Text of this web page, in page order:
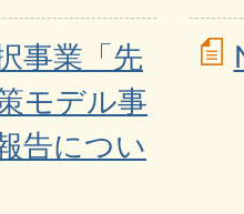
事業「先
モデル事
告につい